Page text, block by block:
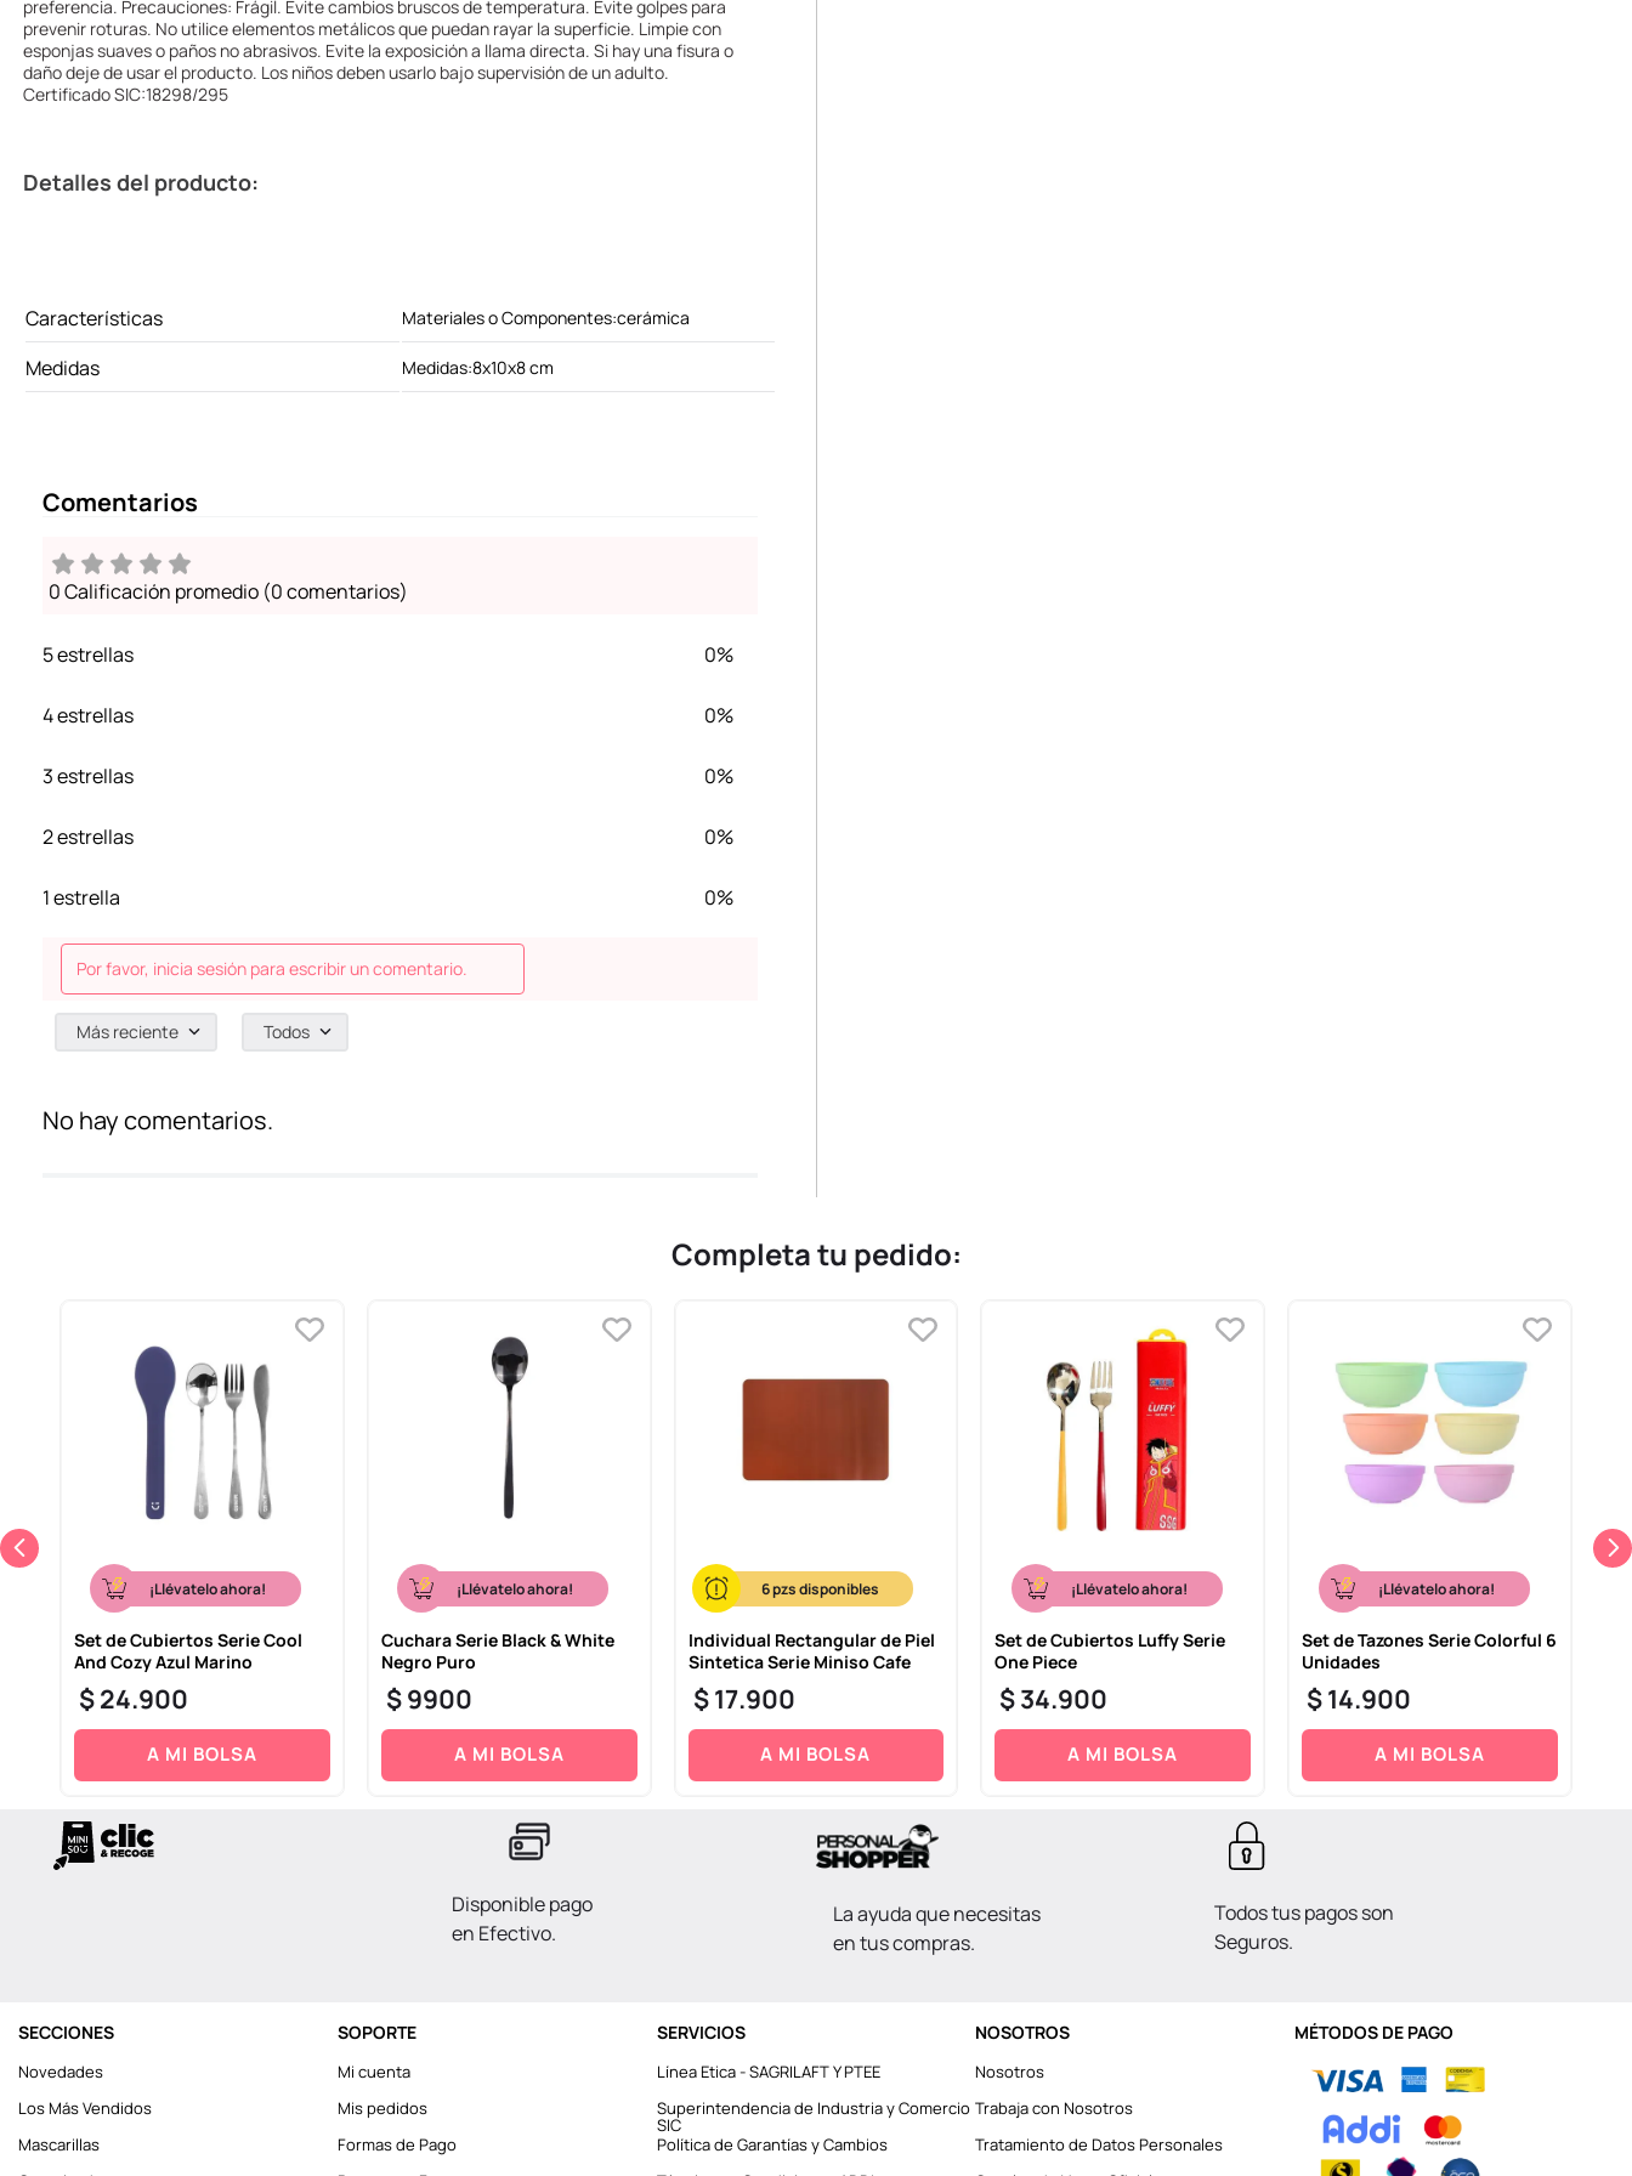
preferencia. Precauciones: Frágil. Evite cambios bruscos de temperatura. Evite golpes para
prevenir roturas. No utilice elementos metálicos que puedan rayar la superficie. Limpie con
esponjas suaves o paños no abrasivos. Evite la exposición a llama directa. Si hay una fisura o
daño deje de usar el producto. Los niños deben usarlo bajo supervisión de un adulto.
Certificado SIC:18298/295
Detalles del producto:
Características Materiales o Componentes:cerámica
Medidas Medidas:8x10x8 cm
Comentarios
0 Calificación promedio (0 comentarios)
5 estrellas 0%
4 estrellas 0%
3 estrellas 0%
2 estrellas 0%
1 estrella 0%
Por favor, inicia sesión para escribir un comentario.
Más reciente Todos
No hay comentarios.
Completa tu pedido:
¡Llévatelo ahora!
Set de Cubiertos Serie Cool
And Cozy Azul Marino
$24.900
A MI BOLSA
¡Llévatelo ahora!
Cuchara Serie Black & White
Negro Puro
$9900
A MI BOLSA
6
Individual Rectangular de Piel
Sintetica Serie Miniso Cafe
$17.900
A MI BOLSA
¡Llévatelo ahora!
Set de Cubiertos Luffy Serie
One Piece
$34.900
A MI BOLSA
¡Llévatelo ahora!
Set de Tazones Serie Colorful 6
Unidades
$14.900
A MI BOLSA
Disponible pago
en Efectivo.
La ayuda que necesitas
en tus compras.
Todos tus pagos son
Seguros.
SECCIONES
Novedades
Los Más Vendidos
Mascarillas
SOPORTE
Mi cuenta
Mis pedidos
Formas de Pago
SERVICIOS
Línea Etica - SAGRILAFT Y PTEE
Superintendencia de Industria y Comercio
SIC
Política de Garantías y Cambios
NOSOTROS
Nosotros
Trabaja con Nosotros
Tratamiento de Datos Personales
MÉTODOS DE PAGO